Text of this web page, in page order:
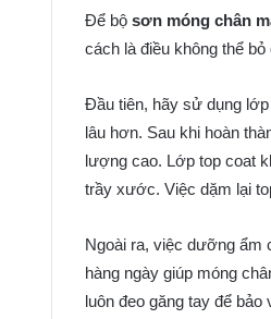
Để bộ sơn móng chân
cách là điều không thể
Đầu tiên, hãy sử dụng
lâu hơn. Sau khi hoàn
lượng cao. Lớp top coat
trầy xước. Việc dặm lại
Ngoài ra, việc dưỡng ẩm
hàng ngày giúp móng
luôn đeo găng tay để bảo